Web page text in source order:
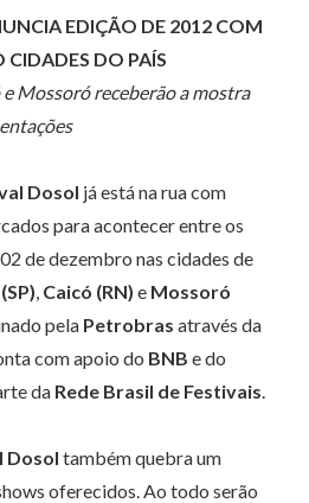
EDIÇÃO DE 2012 COM
DO PAÍS
e Mossoró receberão a mostra
Dosol já está na rua com
para acontecer entre os
de dezembro nas cidades de
, Caicó (RN) e Mossoró
pela Petrobras através da
com apoio do BNB e do
da Rede Brasil de Festivais.
Dosol também quebra um
oferecidos. Ao todo serão